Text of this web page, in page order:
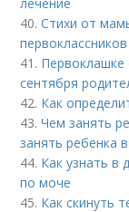
40.Стихи от
первоклассников
41. Первоклашке
сентября
42. Как
43.Чем занять
занять ребенка
44. Как узнать в
по моче
45. Как скинуть